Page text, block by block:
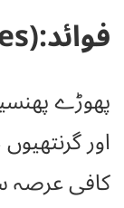
فوائد:(cressa cretica uses)
پھوڑے
اور
کافی عرصہ